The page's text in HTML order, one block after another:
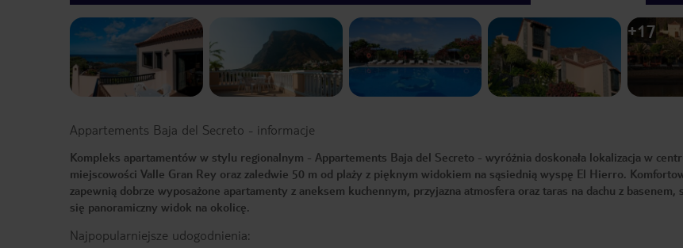
Previous slide +17
Appartements Baja del Secreto - informacje
Kompleks apartamentów w stylu regionalnym - Appartements Baja del Secreto - wyróżnia doskonała lokalizacja w
miejscowości Valle Gran Rey oraz zaledwie 50 m od plaży z pięknym widokiem na sąsiednią wyspę El Hierro.
zapewnią dobrze wyposażone apartamenty z aneksem kuchennym, przyjazna atmosfera oraz taras na dachu z basenem,
się panoramiczny widok na okolicę.
Najpopularniejsze udogodnienia: